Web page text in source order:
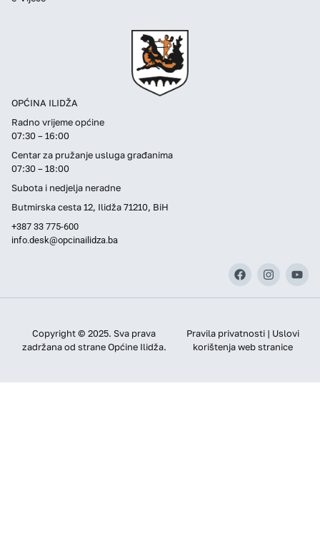
OPĆINA ILIDŽA
Radno vrijeme općine
07:30 – 16:00
Centar za pružanje usluga građanima
07:30 – 18:00
Subota i nedjelja neradne
Butmirska cesta 12, Ilidža 71210, BiH
+387 33 775-600
info.desk@opcinailidza.ba
Copyright © 2025. Sva prava
zadržana od strane Općine Ilidža.
Pravila privatnosti | Uslovi
korištenja web stranice